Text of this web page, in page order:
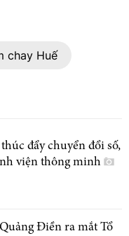
chay Huế
đẩy chuyển đổi số,
viện thông minh
Điền ra mắt Tổ